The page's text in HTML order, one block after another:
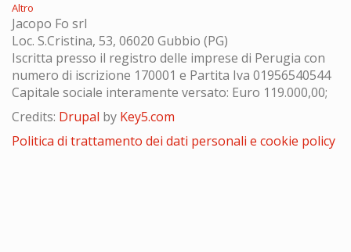
Altro
Jacopo Fo srl
Loc. S.Cristina, 53, 06020 Gubbio (PG)
Iscritta presso il registro delle imprese di Perugia con
numero di iscrizione 170001 e Partita Iva 01956540544
Capitale sociale interamente versato: Euro 119.000,00;
Credits: Drupal by Key5.com
Politica di trattamento dei dati personali e cookie policy